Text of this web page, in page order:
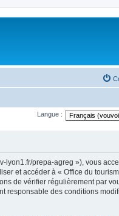
Langue :
lyon1.fr/prepa-agreg »), vous
et accéder à « Office du
de vérifier régulièrement par
responsable des conditions